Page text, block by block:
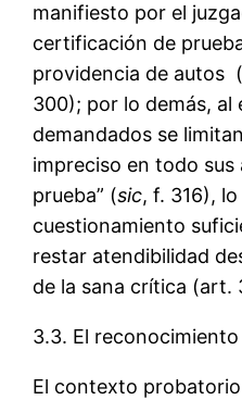
manifiesto por el
certificación de
providencia de autos
300); por lo demás, al
demandados se
impreciso en todo sus
prueba” (sic, f. 316),
cuestionamiento
restar atendibilidad
de la sana crítica (art.
3.3. El reconocimiento
El contexto